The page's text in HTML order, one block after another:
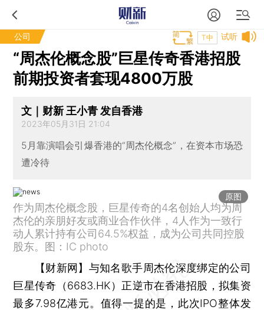
公司 试听
T中
“周杰伦概念股”巨星传奇香港招股
前期投资者套现4800万股
文｜财新 王小青 发自香港
2023年05月31日 21:04
5月靠演唱会引爆香港的“周杰伦概念”，在资本市场恐
遭冷待
原图
作为周杰伦概念股，巨星传奇的4名创始人均为周
杰伦的亲朋好友或商业合作伙伴，4人作为一致行
动人累计持有公司64.5%权益，成为公司共同控股
股东。图：IC photo
【财新网】 与知名歌手周杰伦深度绑定的公司
巨星传奇（6683.HK）正逆市在香港招股，拟集资
最多7.98亿港元。值得一提的是，此次IPO整体发